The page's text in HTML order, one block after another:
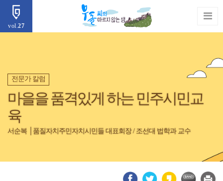
vol.27
전문가 칼럼
마을을 품격있게 하는 민주시민교
육
서순복 │품질자치주민자치시민들 대표회장 / 조선대 법학과 교수